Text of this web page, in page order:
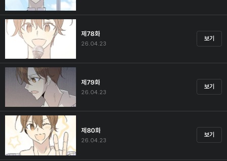
제78화
26.04.23
보기
제79화
26.04.23
보기
제80화
26.04.23
보기